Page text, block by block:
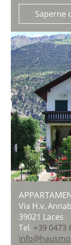
Saperne
Via H.v.
39021 Laces
Tel.+39 0473